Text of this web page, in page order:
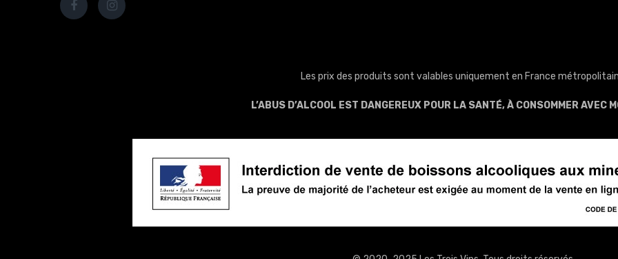
Les prix des produits sont valables uniquement en France
L’ABUS D’ALCOOL EST DANGEREUX POUR LA SANTÉ, À CONSOMMER AVEC